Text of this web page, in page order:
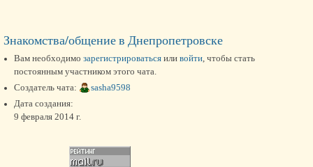
Знакомства/общение в Днепропетровске
Вам необходимо зарегистрироваться или войти , чтобы стать
постоянным участником этого чата.
Создатель чата:
sasha9598
Дата создания:
9 февраля 2014 г.